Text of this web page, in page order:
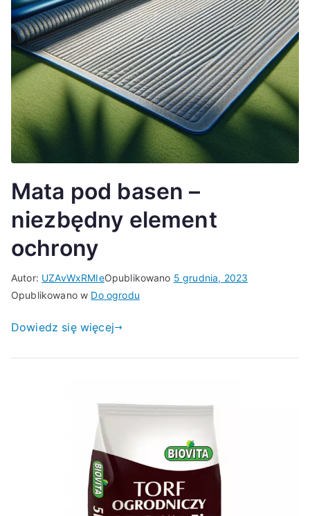
Mata pod basen –
niezbędny element
ochrony
Autor: UZAvWxRMIeOpublikowano 5 grudnia, 2023
Opublikowano w Do ogrodu
Dowiedz się więcej